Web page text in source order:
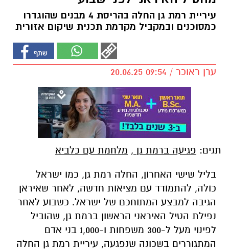
עיריית רמת גן החלה בהריסת 4 מבנים שהוגדרו
כמסוכנים ובמקביל מקדמת תכנית שיקום אזורית
ערן ראוכר / 09:54 20.06.25
תגים: פגיעה ברמת גן , מלחמת עם כלביא
בליל שישי האחרון, החלה רמת גן, כמו ישראל
כולה, להתמודד עם מציאות חדשה, לאחר שאיראן
הגיבה למבצע המתוחכם של ישראל. כשבוע לאחר
נפילת הטיל האיראני הראשון ברמת גן, שהוביל
לפינוי מעל ל-300 משפחות ו-1,000 בני אדם
המתגוררים בשכונה שנפגעה, עיריית רמת גן החלה